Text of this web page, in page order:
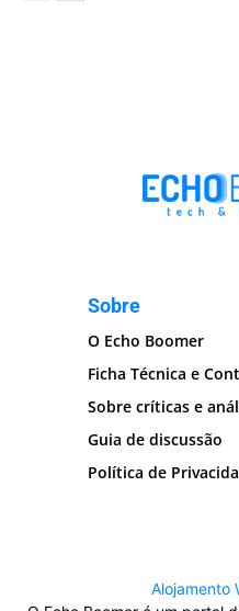
Sobre
O Echo Boomer
Ficha Técnica e
Sobre críticas e
Guia de discussão
Política de
Alojamento